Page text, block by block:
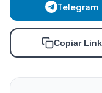
Telegram
Copiar Link